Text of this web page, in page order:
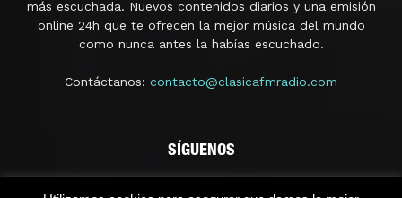
más escuchada. Nuevos contenidos diarios y una emisión
online 24h que te ofrecen la mejor música del mundo
como nunca antes la habías escuchado.
Contáctanos: contacto@clasicafmradio.com
SÍGUENOS